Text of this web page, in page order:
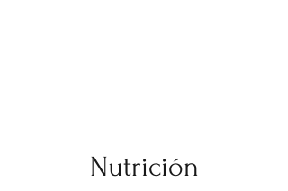
Nutrición